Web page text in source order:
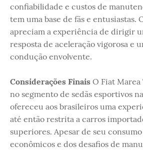
confiabilidade e custos de
tem uma base de fãs e entusiastas.
apreciam a experiência de dirigir
resposta de aceleração vigorosa e
condução envolvente.
Considerações Finais O Fiat
no segmento de sedãs esportivos
ofereceu aos brasileiros uma
até então restrita a carros
superiores. Apesar de seu
econômicos e dos desafios de